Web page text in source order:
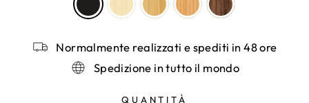
Normalmente realizzati e spediti in 48 ore
Spedizione in tutto il mondo
QUANTITÀ